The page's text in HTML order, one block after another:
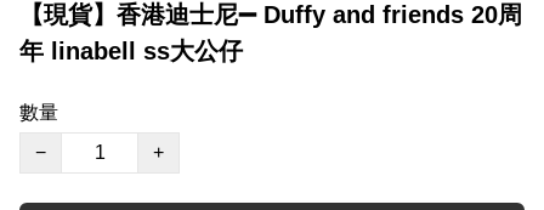
【現貨】香港迪士尼➖ Duffy and friends 20周
年 linabell ss大公仔
數量
−
+